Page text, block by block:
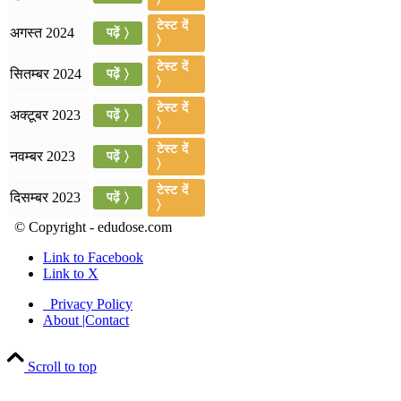
अगस्त 2024 पढ़ें 〉
टेस्ट दें
〉
सितम्बर 2024 पढ़ें 〉
टेस्ट दें
〉
अक्टूबर 2023 पढ़ें 〉
टेस्ट दें
〉
नवम्बर 2023 पढ़ें 〉
टेस्ट दें
〉
दिसम्बर 2023 पढ़ें 〉
टेस्ट दें
〉
© Copyright - edudose.com
Link to Facebook
Link to X
Privacy Policy
About |Contact
Scroll to top